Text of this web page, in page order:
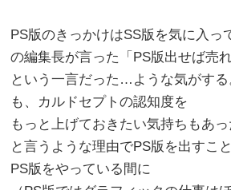
PS版のきっかけはSS版を気に入っ
の編集長が言った「PS版出せば売れ
という一言だった…ような気がす
も、カルドセプトの認知度を
もっと上げておきたい気持ちもあっ
と言うような理由でPS版を出すこ
PS版をやっている間に